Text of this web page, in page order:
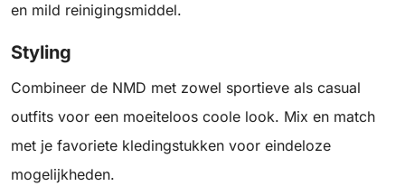
en mild reinigingsmiddel.
Styling
Combineer de NMD met zowel sportieve als casual
outfits voor een moeiteloos coole look. Mix en match
met je favoriete kledingstukken voor eindeloze
mogelijkheden.